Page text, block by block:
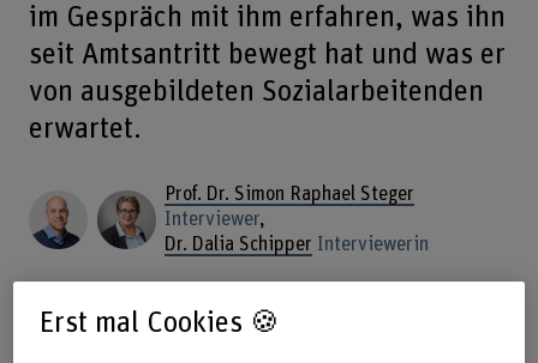
im Gespräch mit ihm erfahren, was ihn
seit Amtsantritt bewegt hat und was er
von ausgebildeten Sozialarbeitenden
erwartet.
Prof. Dr. Simon Raphael Steger
Interviewer,
Dr. Dalia Schipper
Interviewerin
Erst mal Cookies 🍪